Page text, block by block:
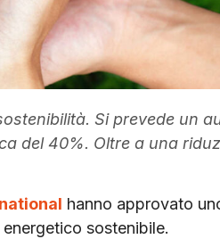
Si prevede un
del 40%. Oltre a una
hanno approvato
sostenibile.